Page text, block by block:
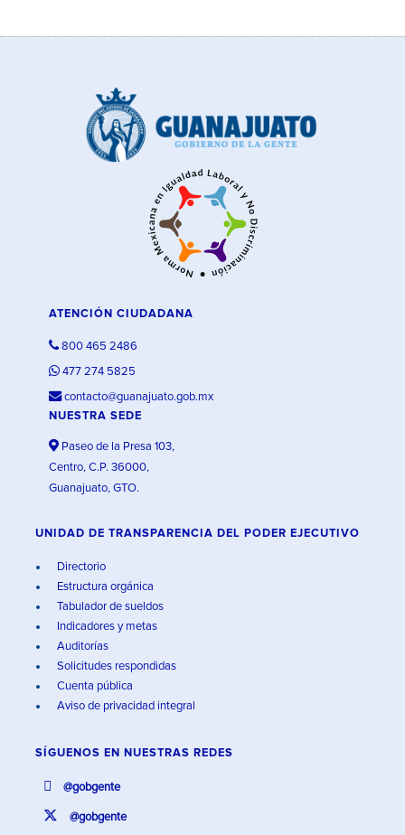
ATENCIÓN CIUDADANA
800 465 2486
477 274 5825
contacto@guanajuato.gob.mx
NUESTRA SEDE
Paseo de la Presa 103,
Centro, C.P. 36000,
Guanajuato, GTO.
UNIDAD DE TRANSPARENCIA DEL PODER EJECUTIVO
Directorio
Estructura orgánica
Tabulador de sueldos
Indicadores y metas
Auditorías
Solicitudes respondidas
Cuenta pública
Aviso de privacidad integral
SÍGUENOS EN NUESTRAS REDES
@gobgente
@gobgente